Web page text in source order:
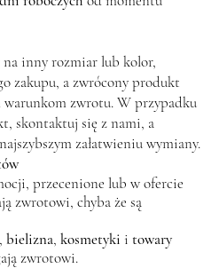
na inny rozmiar lub kolor,
zakupu, a zwrócony produkt
warunkom zwrotu. W przypadku
skontaktuj się z nami, a
załatwieniu wymiany.
przecenione lub w ofercie
zwrotowi, chyba że są
bielizna, kosmetyki i towary
zwrotowi.